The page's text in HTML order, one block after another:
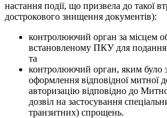
настання події, що призвела до такої
дострокового знищення документів):
контролюючий орган за місцем
встановленому ПКУ для подання
та
контролюючий орган, яким було
оформлення відповідної митної
авторизацію відповідно до
дозвіл на застосування
транзитних) спрощень.